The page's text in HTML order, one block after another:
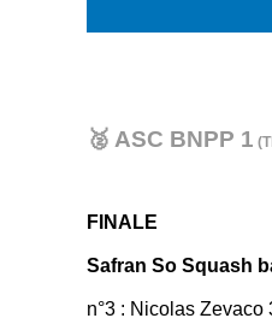
🥈 ASC BNPP 1
FINALE
Safran So Squash
n°3 : Nicolas Zevaco